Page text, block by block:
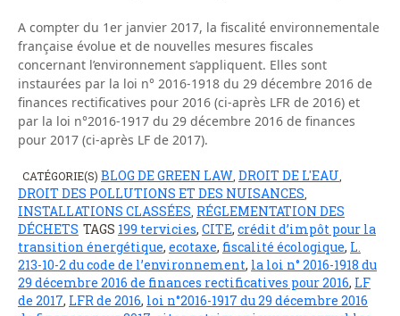
A compter du 1er janvier 2017, la fiscalité environnementale
française évolue et de nouvelles mesures fiscales
concernant l’environnement s’appliquent. Elles sont
instaurées par la loi n° 2016-1918 du 29 décembre 2016 de
finances rectificatives pour 2016 (ci-après LFR de 2016) et
par la loi n°2016-1917 du 29 décembre 2016 de finances
pour 2017 (ci-après LF de 2017).
CATÉGORIE(S) BLOG DE GREEN LAW DROIT DE L'EAU
DROIT DES POLLUTIONS ET DES NUISANCES
INSTALLATIONS CLASSÉES RÉGLEMENTATION DES
DÉCHETS TAGS 199 tervicies, CITE, crédit d’impôt pour la
transition énergétique, ecotaxe, fiscalité écologique, L.
213-10-2 du code de l’environnement, la loi n° 2016-1918 du
29 décembre 2016 de finances rectificatives pour 2016, LF
de 2017, LFR de 2016, loi n°2016-1917 du 29 décembre 2016